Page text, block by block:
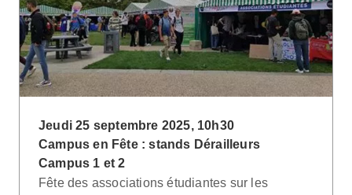
Jeudi 25 septembre 2025, 10h30
Campus en Fête : stands Dérailleurs
Campus 1 et 2
Fête des associations étudiantes sur les